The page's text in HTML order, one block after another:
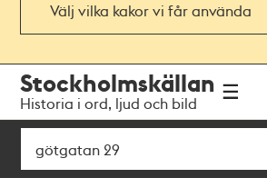
Välj vilka kakor vi får använda
navigationen
huvudinnehållet
Stockholmskällan
Historia i ord, ljud och bild
Sök